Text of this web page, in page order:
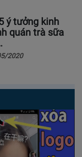
ý tưởng kinh
quán trà sữa
2020